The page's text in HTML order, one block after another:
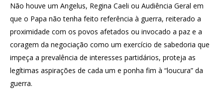
Não houve um Angelus, Regina Caeli ou Audiência Geral em
que o Papa não tenha feito referência à guerra, reiterado a
proximidade com os povos afetados ou invocado a paz e a
coragem da negociação como um exercício de sabedoria que
impeça a prevalência de interesses partidários, proteja as
legítimas aspirações de cada um e ponha fim à “loucura” da
guerra.